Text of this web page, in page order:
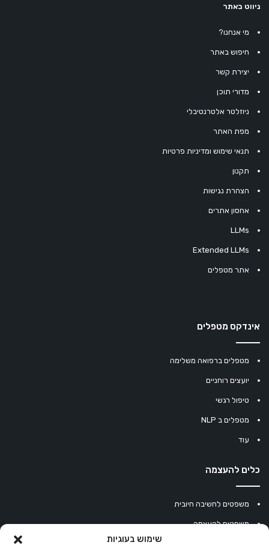
שימוש בעוגיות
ניווט באתר
מי אנחנו?
חיפוש באתר
יצירת קשר
מדורי תוכן
ניוזלטר אלטרנטיבלי
מפת האתר
תנאי שימוש ומדיניות פרטיות
תקנון
הצהרת נגישות
אחסון אתרים
LLMs
Extended LLMs
אתר מטפלים
אינדקס מטפלים
מטפלים ברפואה משלימה
יועצים רוחניים
טיפול רגשי
מטפלים ב NLP
עוד
כלים להעצמה
משפטים לחשיבה חיובית
משפטים להעצמה